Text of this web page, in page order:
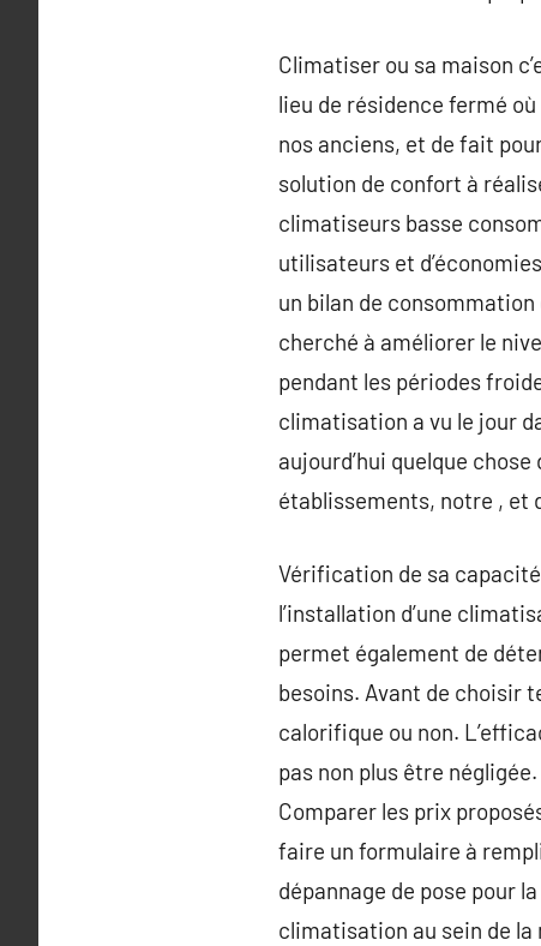
Climatiser ou sa maison
lieu de résidence fermé
nos anciens, et de fait
solution de confort à
climatiseurs basse
utilisateurs et
un bilan de
cherché à améliorer le
pendant les périodes
climatisation a vu le jour
aujourd’hui quelque
établissements, notre , et
Vérification de sa
l’installation d’une
permet également de
besoins. Avant de choisir
calorifique ou non.
pas non plus être
Comparer les prix
faire un formulaire à
dépannage de pose pour
climatisation au sein de la